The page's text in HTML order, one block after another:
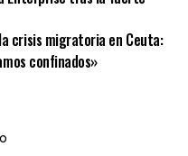
crisis migratoria en Ceuta:
confinados»